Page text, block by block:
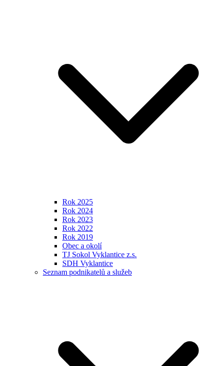
Rok 2025
Rok 2024
Rok 2023
Rok 2022
Rok 2019
Obec a okolí
TJ Sokol Vyklantice z.s.
SDH Vyklantice
Seznam podnikatelů a služeb